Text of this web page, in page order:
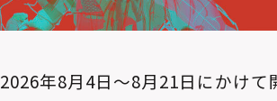
2026年8月4日〜8月21日にかけて